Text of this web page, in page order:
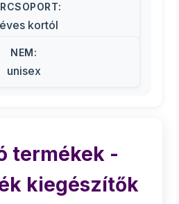
kortól
NEM:
unisex
termékek -
kiegészítők